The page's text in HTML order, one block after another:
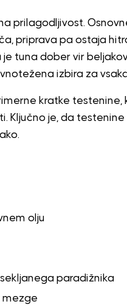
prilagodljivost.
priprava pa ostaja
tuna dober vir
izbira za
kratke
Ključno je, da testenine
olju
paradižnika
mezge